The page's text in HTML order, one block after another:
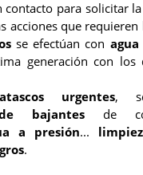
contacto para solicitar
acciones que requieren
se efectúan con
generación con los
urgentes,
bajantes de
a presión...
.